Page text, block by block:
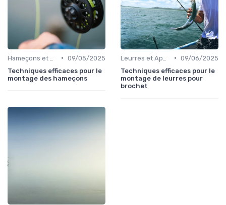
• 09/05/2025
Techniques efficaces pour le
montage des hameçons
• 09/06/2025
Techniques efficaces pour le
montage de leurres pour
brochet